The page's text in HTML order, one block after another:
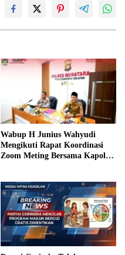
Wabup H Junius Wahyudi
Mengikuti Rapat Koordinasi
Zoom Meting Bersama Kapolres